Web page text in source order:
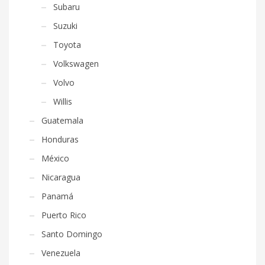
Subaru
Suzuki
Toyota
Volkswagen
Volvo
Willis
Guatemala
Honduras
México
Nicaragua
Panamá
Puerto Rico
Santo Domingo
Venezuela